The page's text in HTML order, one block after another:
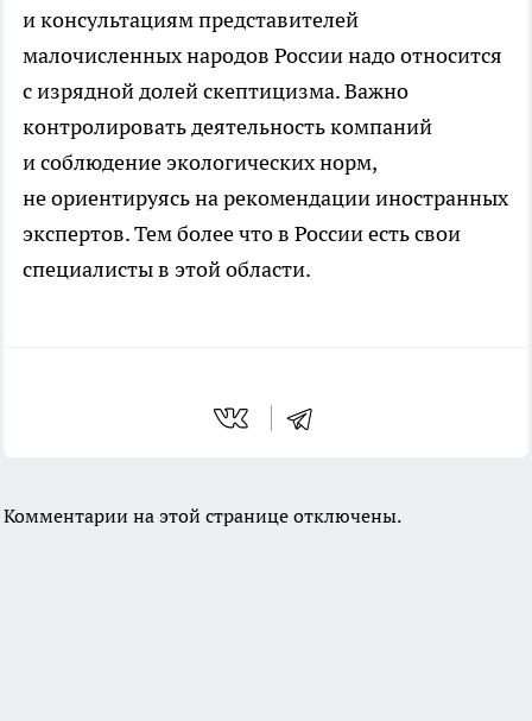
и консультациям представителей
малочисленных народов России надо относится
с изрядной долей скептицизма. Важно
контролировать деятельность компаний
и соблюдение экологических норм,
не ориентируясь на рекомендации иностранных
экспертов. Тем более что в России есть свои
специалисты в этой области.
Комментарии на этой странице отключены.